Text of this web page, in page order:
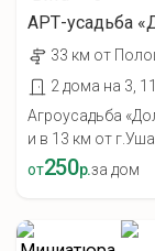
АРТ-усадьба
33 км от
2 дома на 3,
Агроусадьба
и в 13 км от
от250р.за дом